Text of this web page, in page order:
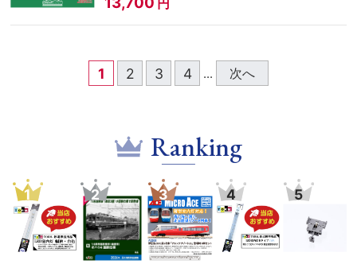
1 2 3 4 ... 次へ
Ranking
1 2 3 4 5